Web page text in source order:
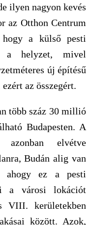
ilyen nagyon kevés
az Otthon Centrum
hogy a külső pesti
a helyzet, mivel
új építésű
az összegért.
több száz 30 millió
Budapesten. A
azonban elvétve
Budán alig van
ahogy ez a pesti
a városi lokációt
VIII. kerületekben
között. Azok,